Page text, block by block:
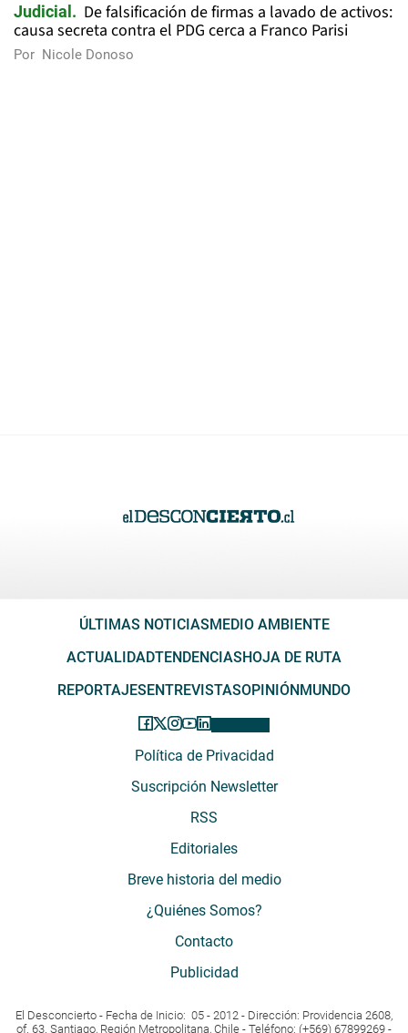
Judicial
De falsificación de firmas a lavado de activos:
causa secreta contra el PDG cerca a Franco Parisi
Por Nicole Donoso
ÚLTIMAS NOTICIAS MEDIO AMBIENTE
ACTUALIDADTENDENCIAS HOJA DE RUTA
REPORTAJES ENTREVISTASOPINIÓN MUNDO
Política de Privacidad
Suscripción Newsletter
RSS
Editoriales
Breve historia del medio
¿Quiénes Somos?
Contacto
Publicidad
El Desconcierto - Fecha de Inicio: 05 - 2012 - Dirección: Providencia 2608,
of. 63. Santiago, Región Metropolitana, Chile - Teléfono: (+569) 67899269 -